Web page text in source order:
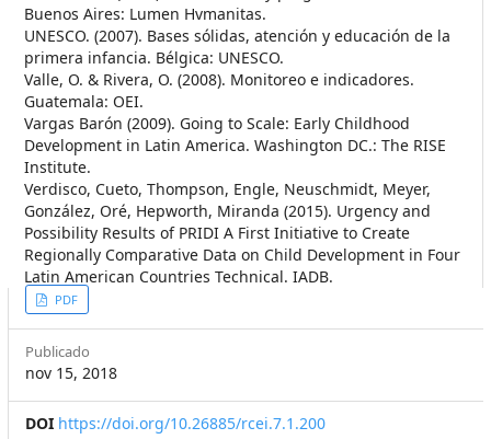
Buenos Aires: Lumen Hvmanitas.
UNESCO. (2007). Bases sólidas, atención y educación de la
primera infancia. Bélgica: UNESCO.
Valle, O. & Rivera, O. (2008). Monitoreo e indicadores.
Guatemala: OEI.
Vargas Barón (2009). Going to Scale: Early Childhood
Development in Latin America. Washington DC.: The RISE
Institute.
Verdisco, Cueto, Thompson, Engle, Neuschmidt, Meyer,
González, Oré, Hepworth, Miranda (2015). Urgency and
Possibility Results of PRIDI A First Initiative to Create
Regionally Comparative Data on Child Development in Four
Latin American Countries Technical. IADB.
PDF
Publicado
nov 15, 2018
DOI https://doi.org/10.26885/rcei.7.1.200